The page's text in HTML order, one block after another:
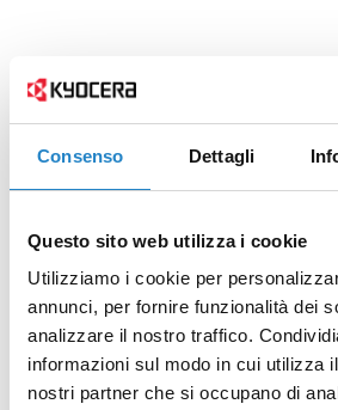
Consenso Dettagli
Questo sito web utilizza i cookie
Utilizziamo i cookie per
annunci, per fornire funzionalità dei
analizzare il nostro traffico.
informazioni sul modo in cui utilizza
nostri partner che si occupano di